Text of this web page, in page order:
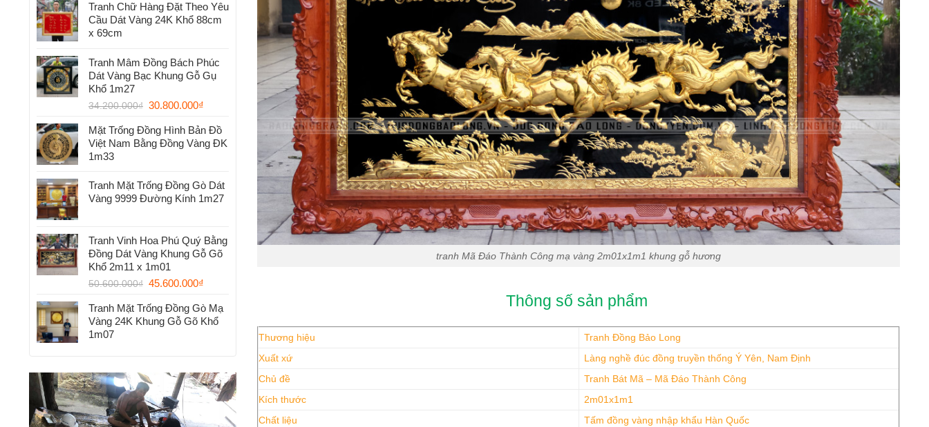
tranh Mã Đáo Thành Công mạ vàng 2m01x1m1 khung gỗ hương
Thông số sản phẩm
Thương hiệu
Tranh Đồng Bảo Long
Xuất xứ
Làng nghề đúc đồng truyền thống Ý Yên, Nam Định
Chủ đề
Tranh Bát Mã – Mã Đáo Thành Công
Kích thước
2m01x1m1
Chất liệu
Tấm đồng vàng nhập khẩu Hàn Quốc
Tranh Chữ Hàng Đặt Theo Yêu
Cầu Dát Vàng 24K Khổ 88cm
x 69cm
Tranh Mâm Đồng Bách Phúc
Dát Vàng Bạc Khung Gỗ Gụ
Khổ 1m27
34.200.000₫ 30.800.000₫
Mặt Trống Đồng Hình Bản Đồ
Việt Nam Bằng Đồng Vàng ĐK
1m33
Tranh Mặt Trống Đồng Gò Dát
Vàng 9999 Đường Kính 1m27
Tranh Vinh Hoa Phú Quý Bằng
Đồng Dát Vàng Khung Gỗ Gõ
Khổ 2m11 x 1m01
50.600.000₫ 45.600.000₫
Tranh Mặt Trống Đồng Gò Mạ
Vàng 24K Khung Gỗ Gõ Khổ
1m07